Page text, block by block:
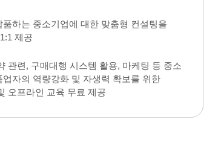
품하는 중소기업에 대한 맞춤형 컨설팅을
제공
관련, 구매대행 시스템 활용, 마케팅 등 중소
업자의 역량강화 및 자생력 확보를 위한
오프라인 교육 무료 제공